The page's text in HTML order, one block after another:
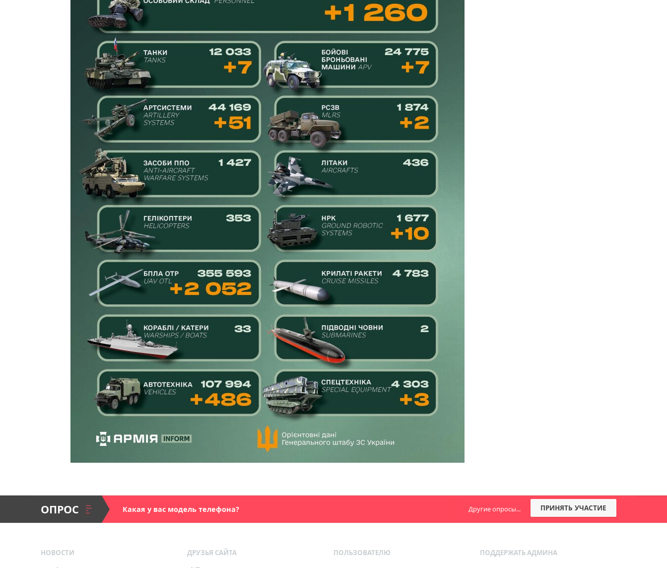
ОПРОС Какая у вас модель телефона? ПРИНЯТЬ УЧАСТИЕ
Другие опросы...
НОВОСТИ
ДРУЗЬЯ САЙТА
ПОЛЬЗОВАТЕЛЮ
ПОДДЕРЖАТЬ АДМИНА